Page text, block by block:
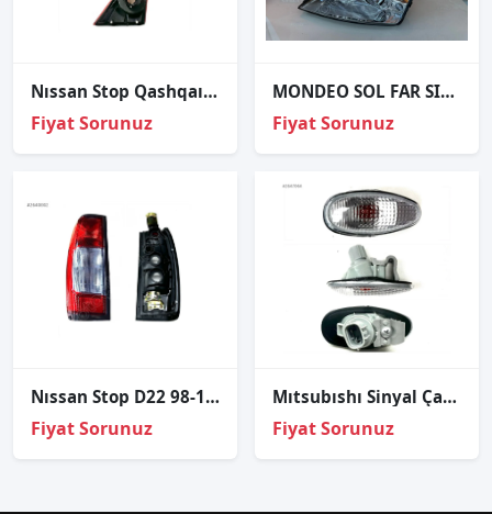
Nıssan Stop Qashqaı 06-09 İç Sağ
Fiyat Sorunuz
MONDEO SOL FAR SIFIR İTHAL 1S7113006 SE
Fiyat Sorunuz
Nıssan Stop D22 98-12/Yd25 98-12/Np300 98-12 Sol
Fiyat Sorunuz
Mıtsubıshı Sinyal Çamurluk Outlander 01-07/Pajero 04-06
Fiyat Sorunuz